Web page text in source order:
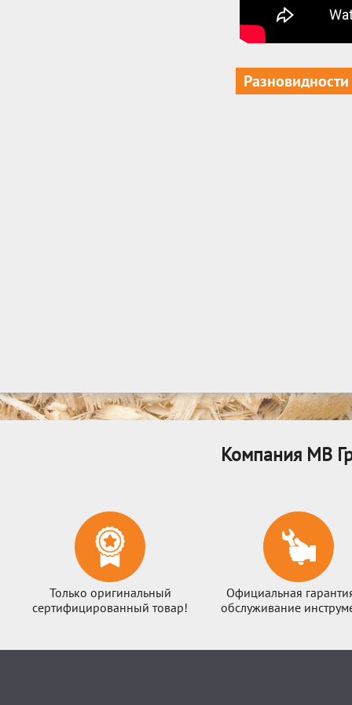
Разновидности
Компания МВ
Только оригинальный
сертифицированный товар!
Официальная
обслуживание